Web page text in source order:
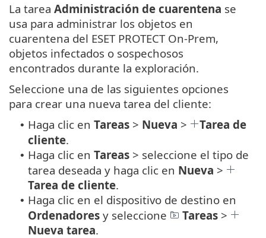
La tarea Administración de cuarentena se
usa para administrar los objetos en
cuarentena del ESET PROTECT On-Prem,
objetos infectados o sospechosos
encontrados durante la exploración.
Seleccione una de las siguientes opciones
para crear una nueva tarea del cliente:
• Haga clic en Tareas > Nueva >
Tarea de
cliente.
• Haga clic en Tareas > seleccione el tipo de
tarea deseada y haga clic en Nueva >
Tarea de cliente.
• Haga clic en el dispositivo de destino en
Ordenadores y seleccione Tareas >
Nueva tarea.